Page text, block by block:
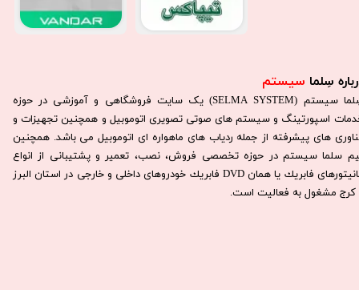
سِلما سیستم​​​​​​​
سِلما سيستم (SELMA SYSTEM) یک سایت فروشگاهی و آموزشی در حوزه
اسپورتینگ و سیستم های صوتی تصویری اتوموبیل و همچنین تجهیزات و
های پیشرفته از جمله ردیاب های ماهواره ای اتوموبیل می باشد. همچنين
سلما سيستم در حوزه تخصصی فروش، نصب، تعمير و پشتيبانی از انواع
مانيتورهای فابريك يا همان DVD فابريك خودروهای داخلی و خارجی در استان البرز
كرج مشغول به فعاليت است.​​​​​​​